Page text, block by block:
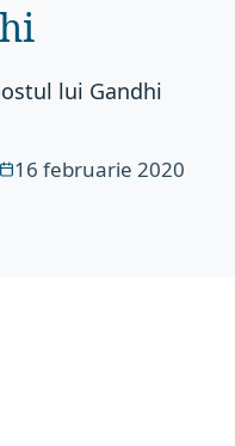
lui Gandhi
16 februarie 2020